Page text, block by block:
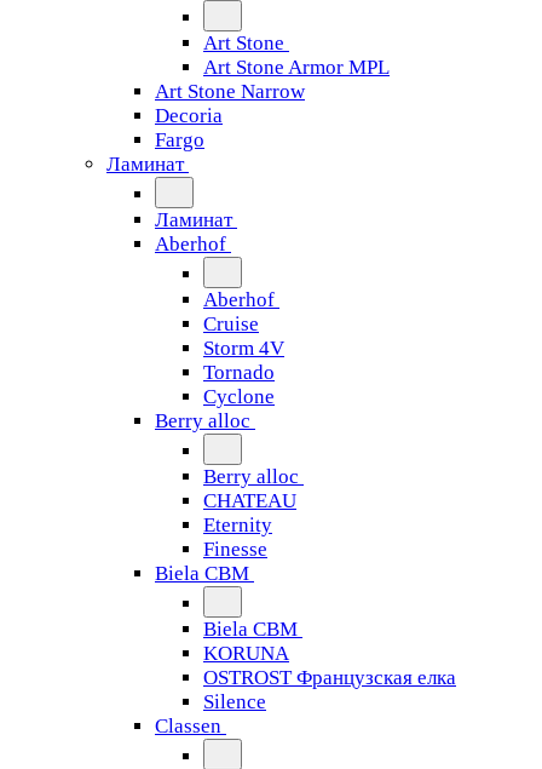
Art Stone
Art Stone Armor MPL
Art Stone Narrow
Decoria
Fargo
Ламинат
Ламинат
Aberhof
Aberhof
Cruise
Storm 4V
Tornado
Сyclone
Berry alloc
Berry alloc
CHATEAU
Eternity
Finesse
Biela CBM
Biela CBM
KORUNA
OSTROST Французская елка
Silence
Classen